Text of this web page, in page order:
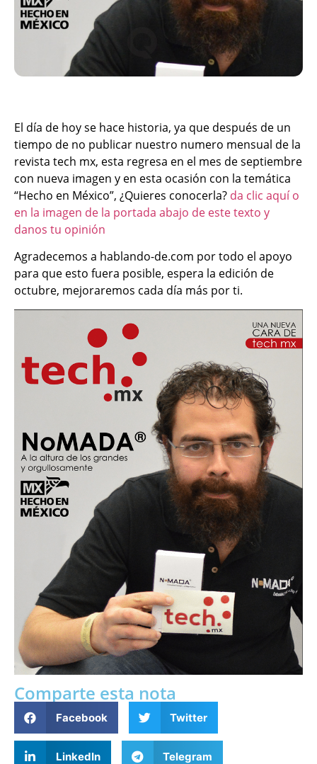
El día de hoy se hace historia, ya que después de un
tiempo de no publicar nuestro numero mensual de la
revista tech mx, esta regresa en el mes de septiembre
con nueva imagen y en esta ocasión con la temática
“Hecho en México”, ¿Quieres conocerla? da clic aquí o
en la imagen de la portada abajo de este texto y
danos tu opinión
Agradecemos a hablando-de.com por todo el apoyo
para que esto fuera posible, espera la edición de
octubre, mejoraremos cada día más por ti.
Comparte esta nota
Facebook Twitter
LinkedIn Telegram